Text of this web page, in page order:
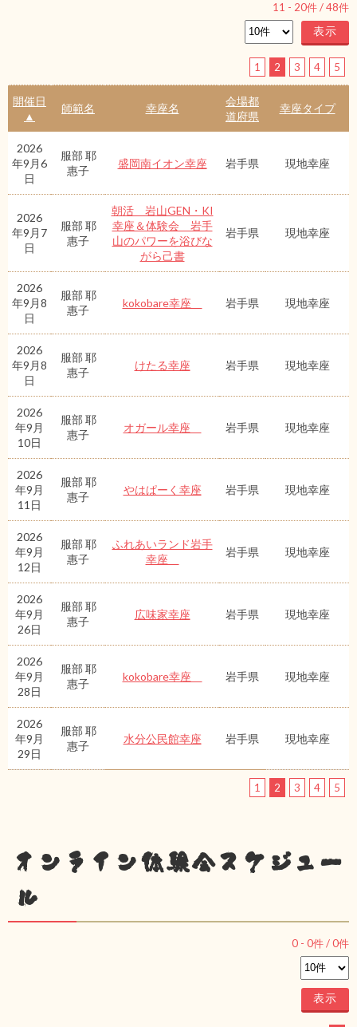
11 - 20件 /48件
1 2 3 4 5
開催日
▲
師範名 幸座名
会場都
道府県
幸座タイプ
2026
年9月6
日
服部 耶
惠子
盛岡南イオン幸座 岩手県 現地幸座
2026
年9月7
日
服部 耶
惠子
朝活 岩山GEN・KI
幸座＆体験会 岩手
山のパワーを浴びな
がら己書
岩手県 現地幸座
2026
年9月8
日
服部 耶
惠子
kokobare幸座 岩手県 現地幸座
2026
年9月8
日
服部 耶
惠子
けたる幸座 岩手県 現地幸座
2026
年9月
10日
服部 耶
惠子
オガール幸座 岩手県 現地幸座
2026
年9月
11日
服部 耶
惠子
やはぱーく幸座 岩手県 現地幸座
2026
年9月
12日
服部 耶
惠子
ふれあいランド岩手
幸座
岩手県 現地幸座
2026
年9月
26日
服部 耶
惠子
広味家幸座 岩手県 現地幸座
2026
年9月
28日
服部 耶
惠子
kokobare幸座 岩手県 現地幸座
2026
年9月
29日
服部 耶
惠子
水分公民館幸座 岩手県 現地幸座
1 2 3 4 5
オンライン体験会スケジュー
ル
0 - 0件 /0件